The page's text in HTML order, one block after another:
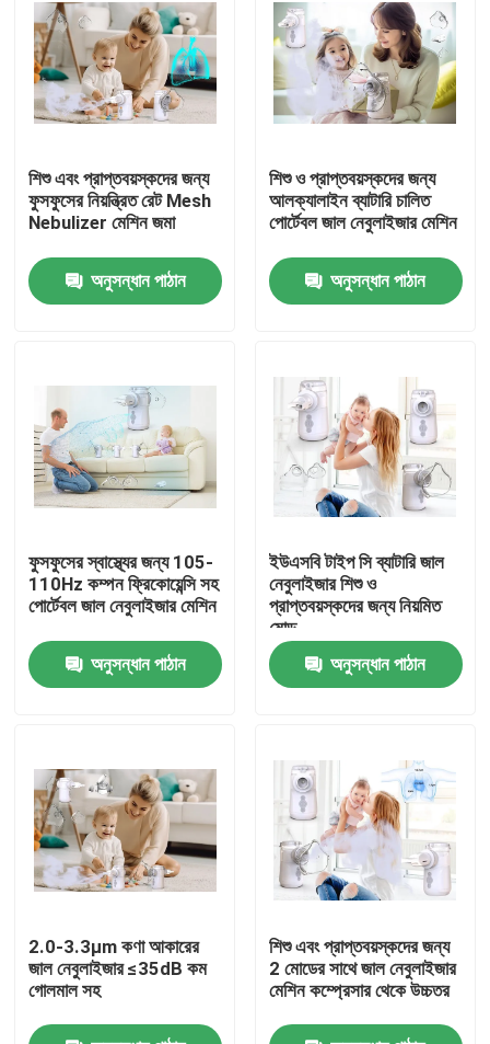
বাড়ি
পণ্য
কারখানা ভ্রমণ
মান নিয়ন্ত্রণ
খবর
মামলা
পোর্টেবল মেশ নেবুলাইজার
মেশ নেবুলাইজার মেশিন
শিশু এবং প্রাপ্তবয়স্কদের জন্য
ফুসফুসের নিয়ন্ত্রিত রেট Mesh
Nebulizer মেশিন জমা
অনুসন্ধান পাঠান
শিশু ও প্রাপ্তবয়স্কদের জন্য
আলক্যালাইন ব্যাটারি চালিত
পোর্টেবল জাল নেবুলাইজার মেশিন
অনুসন্ধান পাঠান
ফুসফুসের স্বাস্থ্যের জন্য 105-
110Hz কম্পন ফ্রিকোয়েন্সি সহ
পোর্টেবল জাল নেবুলাইজার মেশিন
অনুসন্ধান পাঠান
ইউএসবি টাইপ সি ব্যাটারি জাল
নেবুলাইজার শিশু ও
প্রাপ্তবয়স্কদের জন্য নিয়মিত
মোড
অনুসন্ধান পাঠান
2.0-3.3μm কণা আকারের
জাল নেবুলাইজার ≤35dB কম
গোলমাল সহ
শিশু এবং প্রাপ্তবয়স্কদের জন্য
2 মোডের সাথে জাল নেবুলাইজার
মেশিন কম্প্রেসার থেকে উচ্চতর